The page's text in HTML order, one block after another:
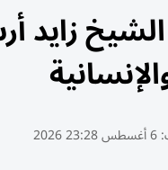
6 أغسطس 23:28 2026